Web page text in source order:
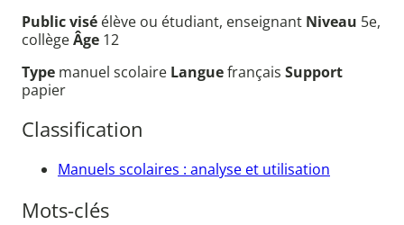
Public visé élève ou étudiant, enseignant Niveau 5e,
collègeÂge 12
Type manuel scolaire Languefrançais Support
papier
Classification
Manuels scolaires : analyse et utilisation
Mots-clés